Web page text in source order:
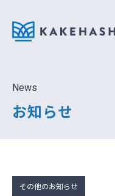
News
お知らせ
その他のお知らせ